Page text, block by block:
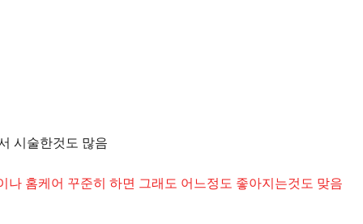
시술한것도 많음
홈케어 꾸준히 하면 그래도 어느정도 좋아지는것도 맞음